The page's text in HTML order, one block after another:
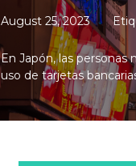
August 25, 2023
En Japón, las
uso de tarjetas